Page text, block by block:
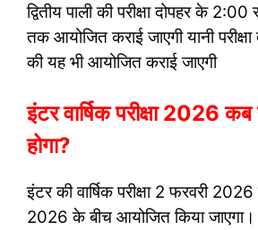
द्वितीय पाली की परीक्षा दोपहर के
तक आयोजित कराई जाएगी यानी
की यह भी आयोजित कराई जाएगी
इंटर वार्षिक परीक्षा 2026
होगा?
इंटर की वार्षिक परीक्षा 2 फरवरी
2026 के बीच आयोजित किया जाएगा।